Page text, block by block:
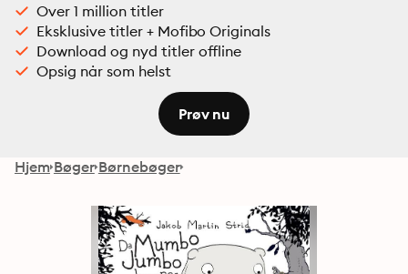
Over 1 million titler
Eksklusive titler + Mofibo Originals
Download og nyd titler offline
Opsig når som helst
Prøv nu
Hjem Bøger Børnebøger